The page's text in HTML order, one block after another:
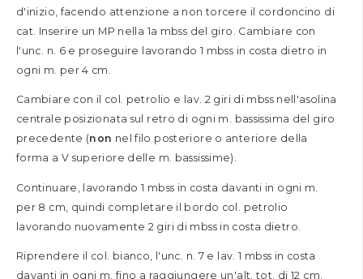
d'inizio, facendo attenzione a non torcere il cordoncino di
cat. Inserire un MP nella 1a mbss del giro. Cambiare con
l'unc. n. 6 e proseguire lavorando 1 mbss in costa dietro in
ogni m. per 4 cm.
Cambiare con il col. petrolio e lav. 2 giri di mbss nell'asolina
centrale posizionata sul retro di ogni m. bassissima del giro
precedente (non nel filo posteriore o anteriore della
forma a V superiore delle m. bassissime).
Continuare, lavorando 1 mbss in costa davanti in ogni m.
per 8 cm, quindi completare il bordo col. petrolio
lavorando nuovamente 2 giri di mbss in costa dietro.
Riprendere il col. bianco, l'unc. n. 7 e lav. 1 mbss in costa
davanti in ogni m. fino a raggiungere un'alt. tot. di 12 cm.